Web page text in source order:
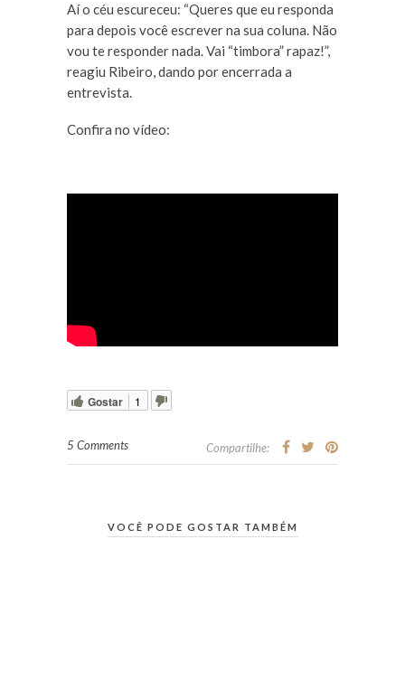
Aí o céu escureceu: “Queres que eu responda
para depois você escrever na sua coluna. Não
vou te responder nada. Vai “timbora” rapaz!”,
reagiu Ribeiro, dando por encerrada a
entrevista.
Confira no vídeo:
Gostar 1
5 Comments Compartilhe:
VOCÊ PODE GOSTAR TAMBÉM